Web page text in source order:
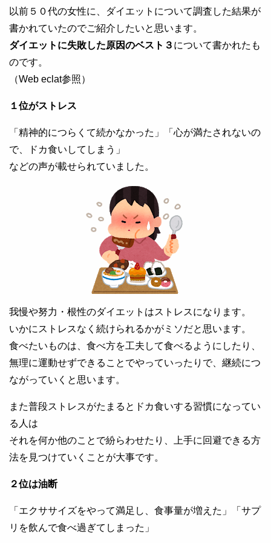
以前５０代の女性に、ダイエットについて調査した結果が
書かれていたのでご紹介したいと思います。
ダイエットに失敗した原因のベスト３ について書かれたも
のです。
（Web eclat参照）
１位がストレス
「精神的につらくて続かなかった」「心が満たされないの
で、ドカ食いしてしまう」
などの声が載せられていました。
我慢や努力・根性のダイエットはストレスになります。
いかにストレスなく続けられるかがミソだと思います。
食べたいものは、食べ方を工夫して食べるようにしたり、
無理に運動せずできることでやっていったりで、継続につ
ながっていくと思います。
また普段ストレスがたまるとドカ食いする習慣になってい
る人は
それを何か他のことで紛らわせたり、上手に回避できる方
法を見つけていくことが大事です。
２位は油断
「エクササイズをやって満足し、食事量が増えた」「サプ
リを飲んで食べ過ぎてしまった」